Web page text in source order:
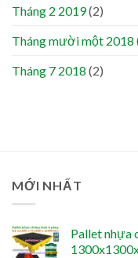
Tháng 2 2019(2)
Tháng mười một 2018
Tháng 7 2018 (2)
MỚI NHẤT
Pallet nhựa